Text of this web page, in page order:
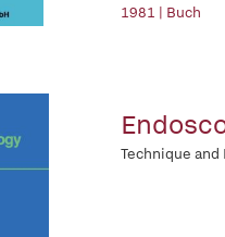
1981 | Buch
Technique